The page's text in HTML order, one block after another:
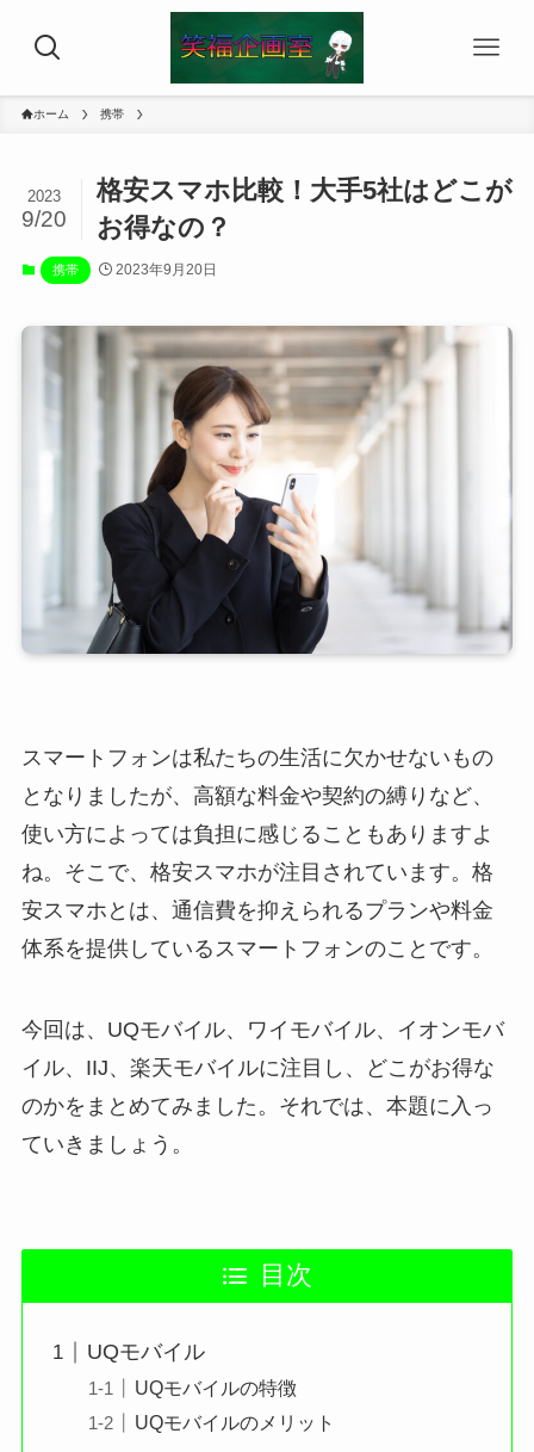
ホーム 携帯
格安スマホ比較！大手5社はどこが
お得なの？
2023
9/20
携帯 2023年9月20日
スマートフォンは私たちの生活に欠かせないもの
となりましたが、高額な料金や契約の縛りなど、
使い方によっては負担に感じることもありますよ
ね。そこで、格安スマホが注目されています。格
安スマホとは、通信費を抑えられるプランや料金
体系を提供しているスマートフォンのことです。
今回は、UQモバイル、ワイモバイル、イオンモバ
イル、IIJ、楽天モバイルに注目し、どこがお得な
のかをまとめてみました。それでは、本題に入っ
ていきましょう。
目次
UQモバイル
UQモバイルの特徴
UQモバイルのメリット